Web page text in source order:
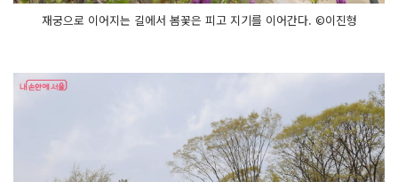
재궁으로 이어지는 길에서 봄꽃은 피고 지기를 이어간다. ©이진형